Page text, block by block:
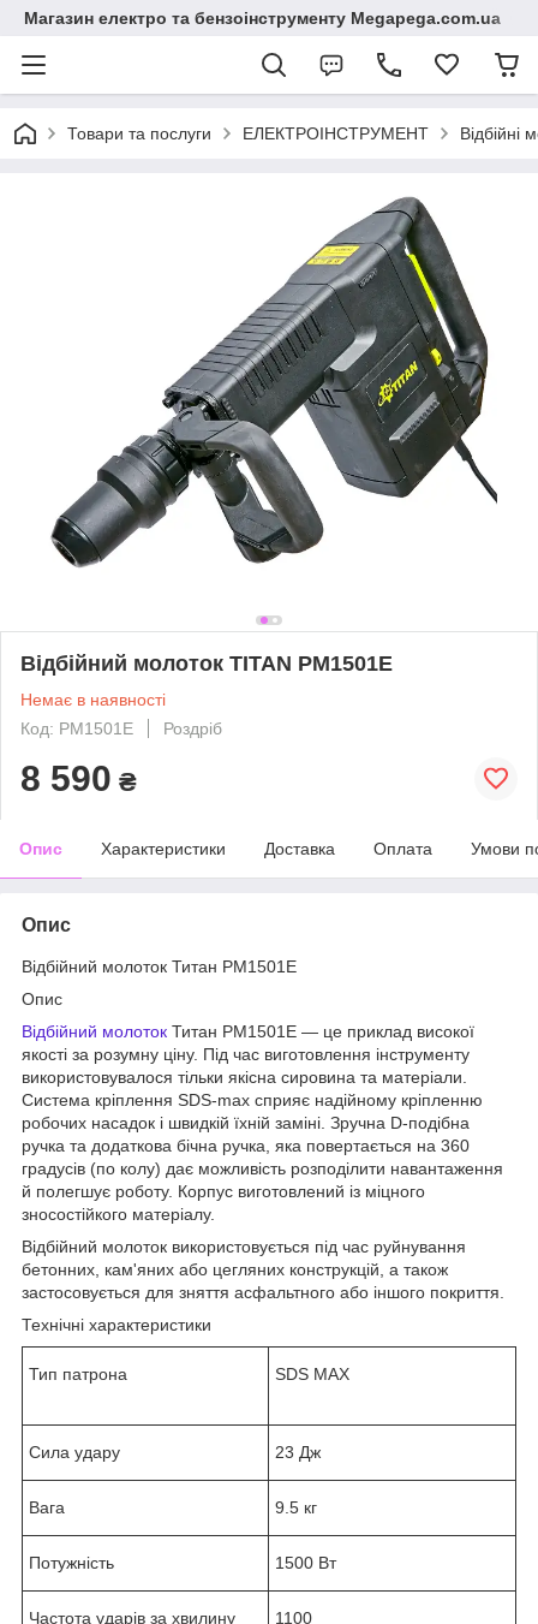
Магазин електро та бензоінструменту Megapega.com.ua
Товари та послуги ЕЛЕКТРОІНСТРУМЕНТ Відбійні
Відбійний молоток TITAN PM1501E
Немає в наявності
Код: PM1501E
Роздріб
8 590 ₴
Опис Характеристики Доставка Оплата Умови
Опис
Відбійний молоток Титан PM1501E
Опис
Відбійний молоток Титан РМ1501Е — це приклад високої
якості за розумну ціну. Під час виготовлення інструменту
використовувалося тільки якісна сировина та матеріали.
Система кріплення SDS-max сприяє надійному кріпленню
робочих насадок і швидкій їхній заміні. Зручна D-подібна
ручка та додаткова бічна ручка, яка повертається на 360
градусів (по колу) дає можливість розподілити навантаження
й полегшує роботу. Корпус виготовлений із міцного
зносостійкого матеріалу.
Відбійний молоток використовується під час руйнування
бетонних, кам'яних або цегляних конструкцій, а також
застосовується для зняття асфальтного або іншого покриття.
Технічні характеристики
Тип патрона SDS MAX
Сила удару 23 Дж
Вага 9.5 кг
Потужність 1500 Вт
Частота ударів за хвилину 1100